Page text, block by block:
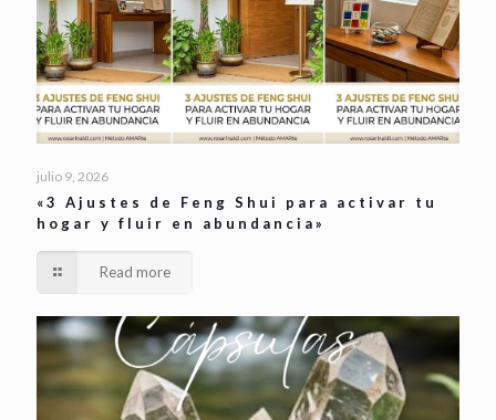
julio 9, 2026
«3 Ajustes de Feng Shui para activar tu
hogar y fluir en abundancia»
Read more